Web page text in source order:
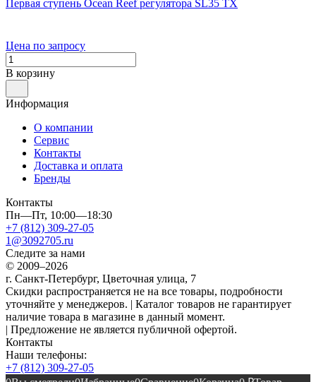
Первая ступень Ocean Reef регулятора SL35 TX
Цена по запросу
В корзину
Информация
О компании
Сервис
Контакты
Доставка и оплата
Бренды
Контакты
Пн—Пт, 10:00—18:30
+7 (812) 309-27-05
1@3092705.ru
Следите за нами
© 2009–2026
г. Санкт-Петербург, Цветочная улица, 7
Скидки распространяется не на все товары, подробности
уточняйте у менеджеров. | Каталог товаров не гарантирует
наличие товара в магазине в данный момент.
| Предложение не является публичной офертой.
Контакты
Наши телефоны:
+7 (812) 309-27-05